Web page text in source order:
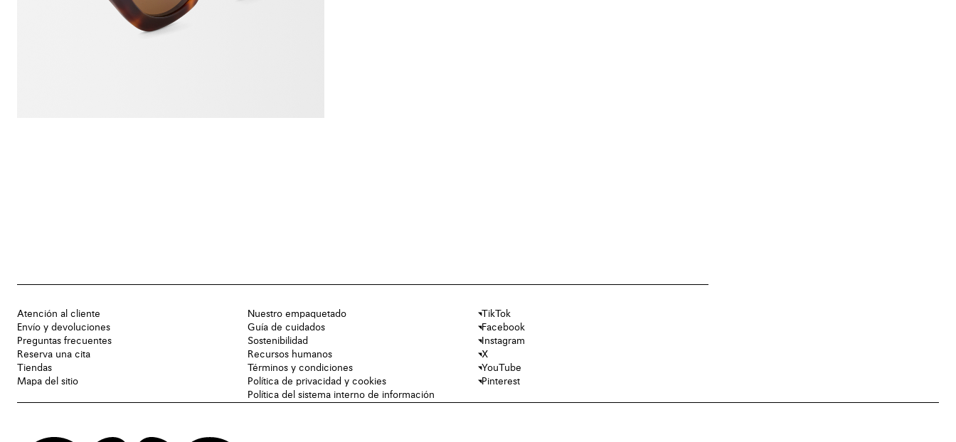
Atención al cliente
Envío y devoluciones
Preguntas frecuentes
Reserva una cita
Tiendas
Mapa del sitio
Nuestro empaquetado
Guía de cuidados
Sostenibilidad
Recursos humanos
Términos y condiciones
Política de privacidad y cookies
Política del sistema interno de información
TikTok
Facebook
Instagram
X
YouTube
Pinterest